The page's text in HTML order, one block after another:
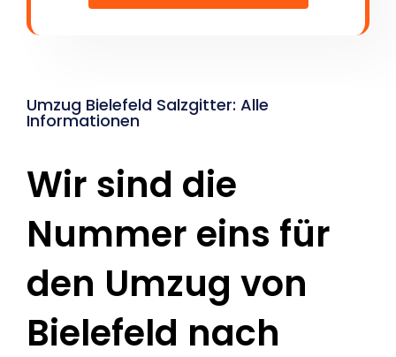
Umzug Bielefeld Salzgitter: Alle
Informationen
Wir sind die
Nummer eins für
den Umzug von
Bielefeld nach